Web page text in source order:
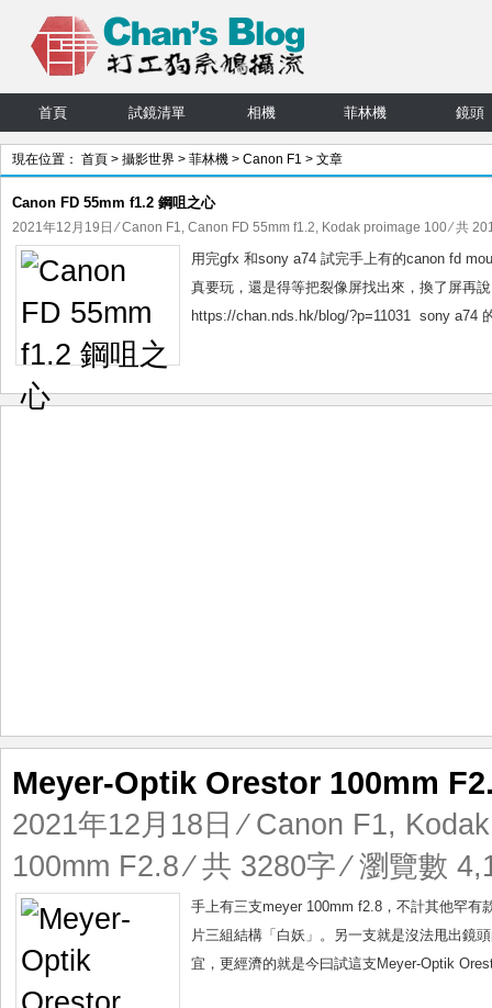
首頁 試鏡清單 相機 菲林機 鏡頭
現在位置： 首頁 > 攝影世界 > 菲林機 > Canon F1 > 文章
Canon FD 55mm f1.2 鋼咀之心
2021年12月19日 ⁄Canon F1, Canon FD 55mm f1.2, Kodak proimage 100⁄ 共
用完gfx 和sony a74 試完手上有的canon fd
真要玩，還是得等把裂像屏找出來，換了屏再
https://chan.nds.hk/blog/?p=11031 sony a74
Meyer-Optik Orestor 100mm
2021年12月18日 ⁄ Canon F1,
100mm F2.8⁄ 共 3280字 ⁄ 瀏覽數
手上有三支meyer 100mm f2.8，不計其他罕有
片三組結構「白妖」。另一支就是沒法甩出鏡
宜，更經濟的就是今曰試這支Meyer-Optik